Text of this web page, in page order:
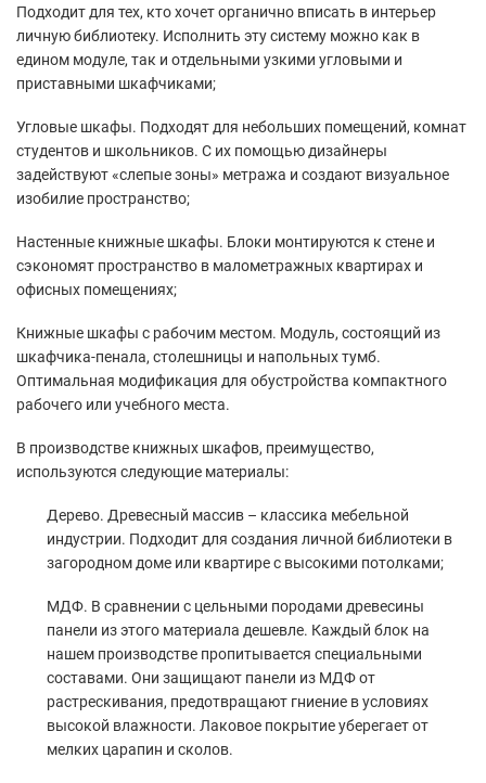
Подходит для тех, кто хочет органично вписать в интерьер
личную библиотеку. Исполнить эту систему можно как в
едином модуле, так и отдельными узкими угловыми и
приставными шкафчиками;
Угловые шкафы. Подходят для небольших помещений, комнат
студентов и школьников. С их помощью дизайнеры
задействуют «слепые зоны» метража и создают визуальное
изобилие пространство;
Настенные книжные шкафы. Блоки монтируются к стене и
сэкономят пространство в малометражных квартирах и
офисных помещениях;
Книжные шкафы с рабочим местом. Модуль, состоящий из
шкафчика-пенала, столешницы и напольных тумб.
Оптимальная модификация для обустройства компактного
рабочего или учебного места.
В производстве книжных шкафов, преимущество,
используются следующие материалы:
Дерево. Древесный массив – классика мебельной
индустрии. Подходит для создания личной библиотеки в
загородном доме или квартире с высокими потолками;
МДФ. В сравнении с цельными породами древесины
панели из этого материала дешевле. Каждый блок на
нашем производстве пропитывается специальными
составами. Они защищают панели из МДФ от
растрескивания, предотвращают гниение в условиях
высокой влажности. Лаковое покрытие уберегает от
мелких царапин и сколов.